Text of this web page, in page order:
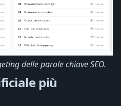
delle parole chiave SEO.
più